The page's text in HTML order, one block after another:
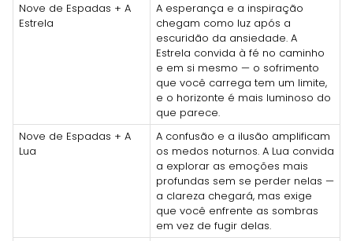
Nove de Espadas + A
Estrela
A esperança e a inspiração
chegam como luz após a
escuridão da ansiedade. A
Estrela convida à fé no caminho
e em si mesmo — o sofrimento
que você carrega tem um limite,
e o horizonte é mais luminoso do
que parece.
Nove de Espadas + A
Lua
A confusão e a ilusão amplificam
os medos noturnos. A Lua convida
a explorar as emoções mais
profundas sem se perder nelas —
a clareza chegará, mas exige
que você enfrente as sombras
em vez de fugir delas.